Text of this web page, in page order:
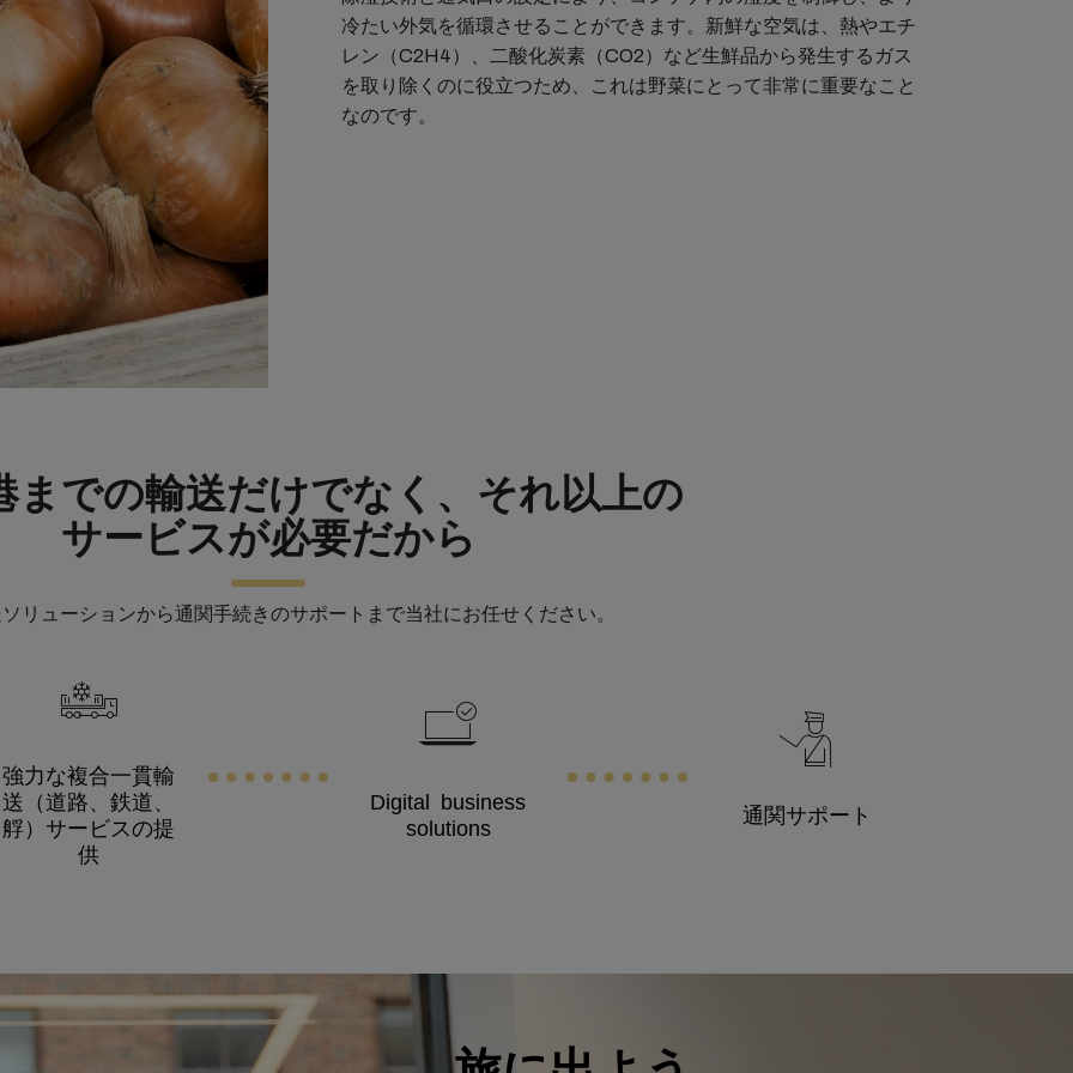
冷たい外気を循環させることができます。新鮮な空気は、熱やエチ
レン（C2H4）、二酸化炭素（CO2）など生鮮品から発生するガス
を取り除くのに役立つため、これは野菜にとって非常に重要なこと
なのです。
までの輸送だけでなく、それ以上の
サービスが必要だから
リューションから通関手続きのサポートまで当社にお任せください。
強力な複合一貫輸
送（道路、鉄道、
艀）サービスの提
供
Digital business
solutions
通関サポート